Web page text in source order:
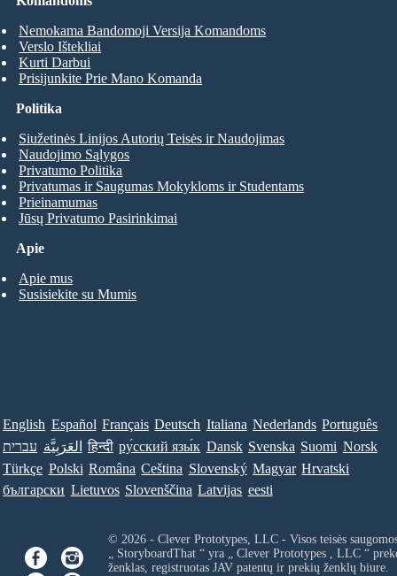
Nemokama Bandomoji Versija Komandoms
Verslo Ištekliai
Kurti Darbui
Prisijunkite Prie Mano Komanda
Apie
Apie mus
Susisiekite su Mumis
Politika
Siužetinės Linijos Autorių Teisės ir Naudojimas
Naudojimo Sąlygos
Privatumo Politika
Privatumas ir Saugumas Mokykloms ir Studentams
Prieinamumas
Jūsų Privatumo Pasirinkimai
English Español Français Deutsch Italiana Nederlands Português
עברית العَرَبِيَّة हिन्दी ру́сский язы́к Dansk Svenska Suomi Norsk
Türkçe Polski Româna Ceština Slovenský Magyar Hrvatski
български Lietuvos Slovenščina Latvijas eesti
© 2026 - Clever Prototypes, LLC - Visos teisės
„ StoryboardThat “ yra „ Clever Prototypes , LLC“
ženklas, registruotas JAV patentų ir prekių ženklų biure.